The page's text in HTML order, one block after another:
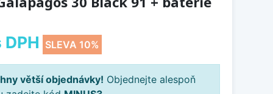
DPH SLEVA 10%
větší objednávky! Objednejte alespoň